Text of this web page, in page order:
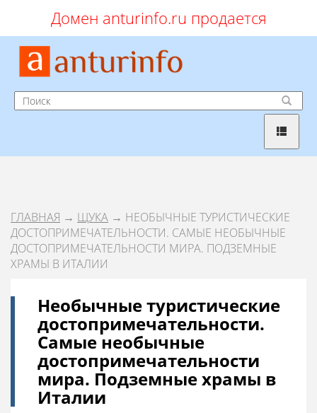
Домен anturinfo.ru продается
ГЛАВНАЯ → ЩУКА → НЕОБЫЧНЫЕ ТУРИСТИЧЕСКИЕ
ДОСТОПРИМЕЧАТЕЛЬНОСТИ. САМЫЕ НЕОБЫЧНЫЕ
ДОСТОПРИМЕЧАТЕЛЬНОСТИ МИРА. ПОДЗЕМНЫЕ
ХРАМЫ В ИТАЛИИ
Необычные туристические
достопримечательности.
Самые необычные
достопримечательности
мира. Подземные храмы в
Италии